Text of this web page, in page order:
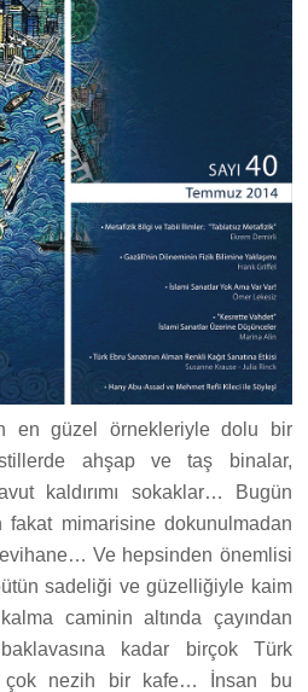
en güzel örnekleriyle dolu bir
ahşap ve taş binalar,
kaldırımı sokaklar… Bugün
fakat mimarisine dokunulmadan
Ve hepsinden önemlisi
sadeliği ve güzelliğiyle kaim
caminin altında çayından
kadar birçok Türk
çok nezih bir kafe… İnsan bu